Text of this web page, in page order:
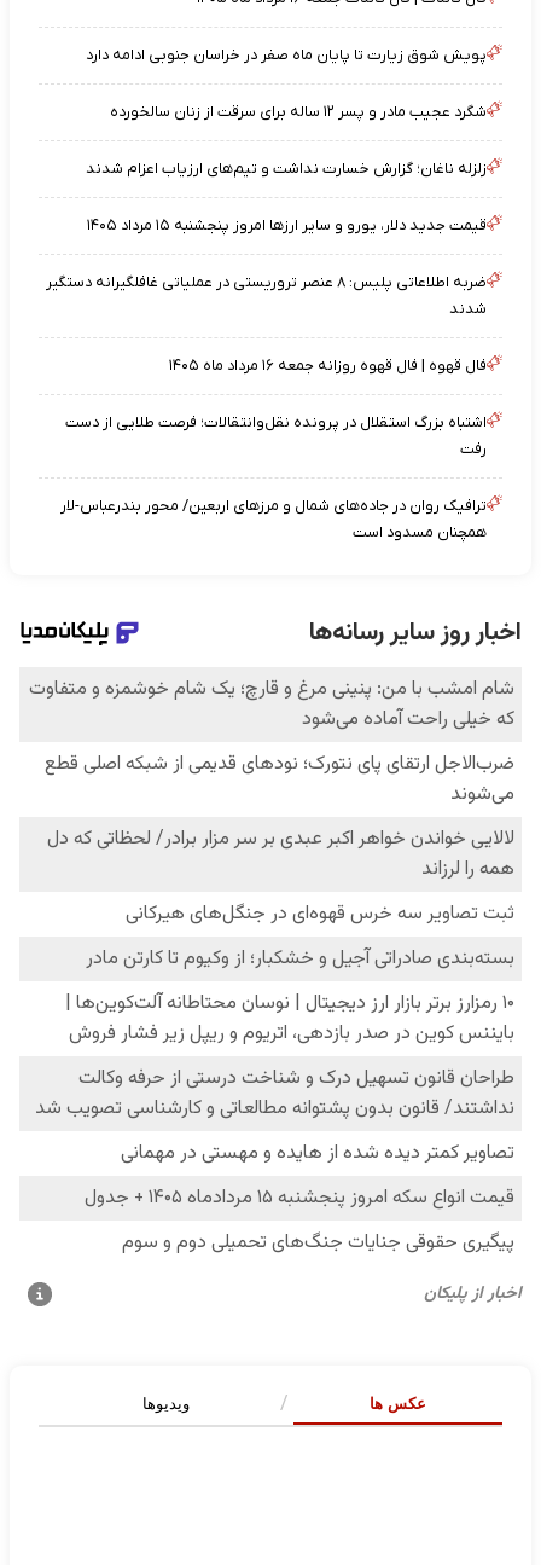
پویش شوق زیارت تا پایان ماه صفر در خراسان جنوبی ادامه دارد
شگرد عجیب مادر و پسر ۱۲ ساله برای سرقت از زنان سالخورده
زلزله ناغان؛ گزارش خسارت نداشت و تیم‌های ارزیاب اعزام شدند
قیمت جدید دلار، یورو و سایر ارزها امروز پنجشنبه ۱۵ مرداد ۱۴۰۵
ضربه اطلاعاتی پلیس: ۸ عنصر تروریستی در عملیاتی غافلگیرانه دستگیر
شدند
فال قهوه | فال قهوه روزانه جمعه ۱۶ مرداد ماه ۱۴۰۵
اشتباه بزرگ استقلال در پرونده نقل‌وانتقالات؛ فرصت طلایی از دست
رفت
ترافیک روان در جاده‌های شمال و مرزهای اربعین/ محور بندرعباس-لار
همچنان مسدود است
عکس ها ویدیوها